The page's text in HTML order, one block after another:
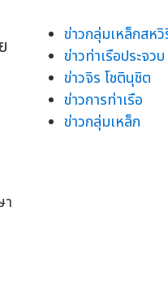
ข่าวกลุ่มเหล็กสหวิ
ข่าวท่าเรือประจวบ
ข่าวจิร โชตินุชิต
ข่าวการท่าเรือ
ข่าวกลุ่มเหล็ก